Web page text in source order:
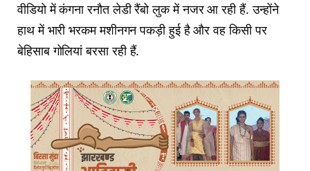
वीडियो में कंगना रनौत लेडी रैंबो लुक में नजर आ रही हैं. उन्होंने
हाथ में भारी भरकम मशीनगन पकड़ी हुई है और वह किसी पर
बेहिसाब गोलियां बरसा रही हैं.